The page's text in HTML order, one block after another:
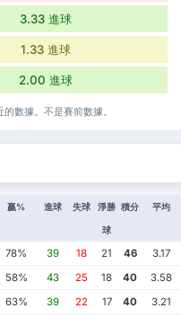
3.33 進球
1.33 進球
2.00 進球
數據。不是賽前數據。
贏% 進球 失球 淨勝
球
積分 平均
78% 39 18 21 46
3.17
58% 43 25 18 40
3.58
63% 39 22 17 40
3.21